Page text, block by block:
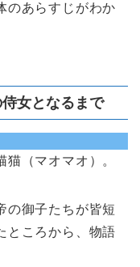
のあらすじがわか
女となるまで
（マオマオ）。
の御子たちが皆短
ところから、物語